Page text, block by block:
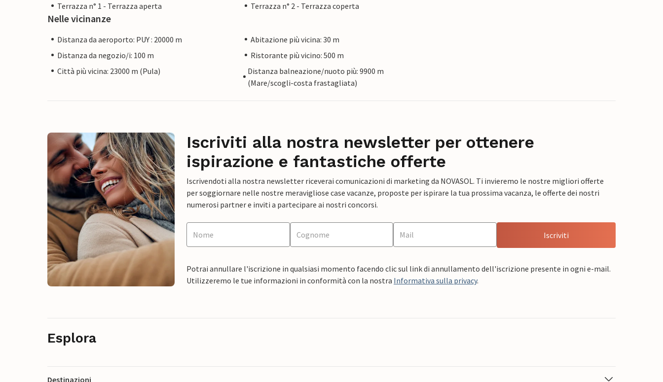
Terrazza n° 1 - Terrazza aperta
Terrazza n° 2 - Terrazza coperta
Nelle vicinanze
Distanza da aeroporto: PUY : 20000 m
Abitazione più vicina: 30 m
Distanza da negozio/i: 100 m
Ristorante più vicino: 500 m
Città più vicina: 23000 m (Pula)
Distanza balneazione/nuoto più: 9900 m
(Mare/scogli-costa frastagliata)
Iscriviti alla nostra newsletter per ottenere
ispirazione e fantastiche offerte
Iscrivendoti alla nostra newsletter riceverai comunicazioni di marketing da NOVASOL. Ti invieremo le nostre migliori offerte
per soggiornare nelle nostre meravigliose case vacanze, proposte per ispirare la tua prossima vacanza, le offerte dei nostri
numerosi partner e inviti a partecipare ai nostri concorsi.
Iscriviti
Potrai annullare l'iscrizione in qualsiasi momento facendo clic sul link di annullamento dell'iscrizione presente in ogni e-mail.
Utilizzeremo le tue informazioni in conformità con la nostra Informativa sulla privacy.
Esplora
Destinazioni